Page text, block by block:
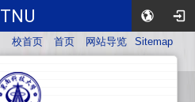
TNU
校首页 首页 网站导览 Sitemap